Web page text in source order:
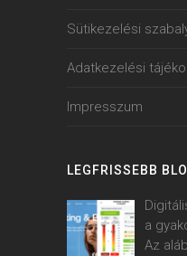
Sütikezelési
Adatkezelési
Impresszum
LEGFRISSEBB
a
Az